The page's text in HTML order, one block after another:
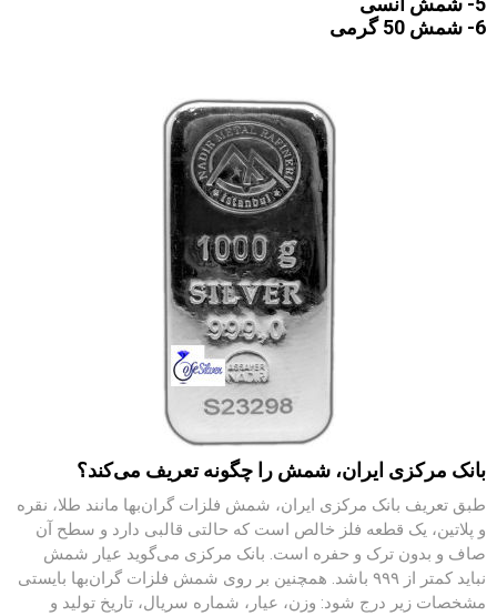
6- شمش 50 گرمی
بانک مرکزی ایران، شمش را چگونه تعریف می‌کند؟
طبق تعریف بانک مرکزی ایران، شمش فلزات گران‌بها مانند طلا، نقره
و پلاتین، یک قطعه فلز خالص است که حالتی قالبی دارد و سطح آن
صاف و بدون ترک و حفره است. بانک مرکزی می‌گوید عیار شمش
نباید کمتر از ۹۹۹ باشد. همچنین بر روی شمش فلزات گران‌بها بایستی
مشخصات زیر درج شود: وزن، عیار، شماره سریال، تاریخ تولید و